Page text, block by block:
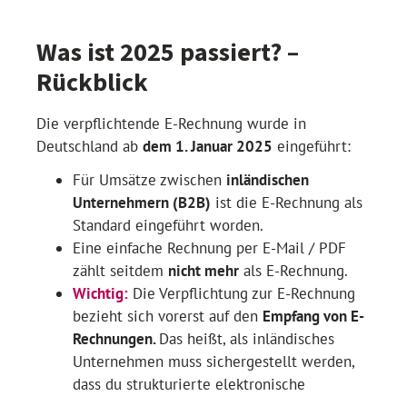
Was ist 2025 passiert? –
Rückblick
Die verpflichtende E-Rechnung wurde in
Deutschland ab dem 1. Januar 2025 eingeführt:
Für Umsätze zwischen inländischen
Unternehmern (B2B) ist die E-Rechnung als
Standard eingeführt worden.
Eine einfache Rechnung per E-Mail / PDF
zählt seitdem nicht mehr als E-Rechnung.
Wichtig: Die Verpflichtung zur E-Rechnung
bezieht sich vorerst auf den Empfang von E-
Rechnungen.Das heißt, als inländisches
Unternehmen muss sichergestellt werden,
dass du strukturierte elektronische